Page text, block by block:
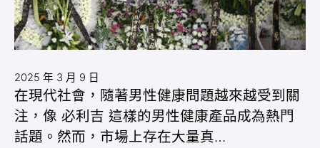
2025 年 3 月 9 日
在現代社會，隨著男性健康問題越來越受到關
注，像 必利吉 這樣的男性健康產品成為熱門
話題。然而，市場上存在大量真…